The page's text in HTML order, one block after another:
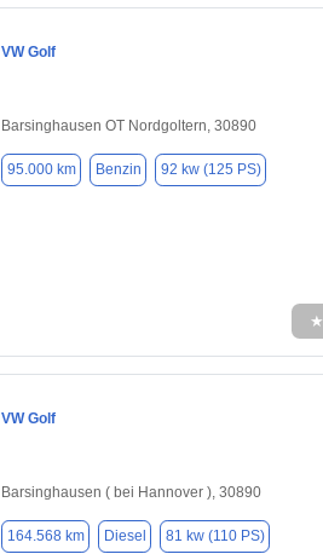
VW Golf
Barsinghausen OT Nordgoltern, 30890
95.000 km Benzin 92 kw (125 PS)
★
VW Golf
Barsinghausen ( bei Hannover ), 30890
164.568 km Diesel 81 kw (110 PS)